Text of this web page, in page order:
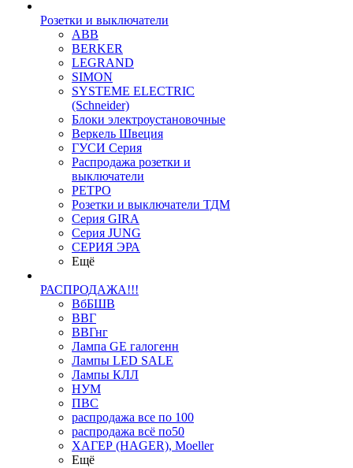
Розетки и выключатели
ABB
BERKER
LEGRAND
SIMON
SYSTEME ELECTRIC
(Schneider)
Блоки электроустановочные
Веркель Швеция
ГУСИ Серия
Распродажа розетки и
выключатели
РЕТРО
Розетки и выключатели ТДМ
Серия GIRA
Серия JUNG
СЕРИЯ ЭРА
Ещё
РАСПРОДАЖА!!!
ВбБШВ
ВВГ
ВВГнг
Лампа GE галогенн
Лампы LED SALE
Лампы КЛЛ
НУМ
ПВС
распродажа все по 100
распродажа всё по50
ХАГЕР (HAGER), Moeller
Ещё